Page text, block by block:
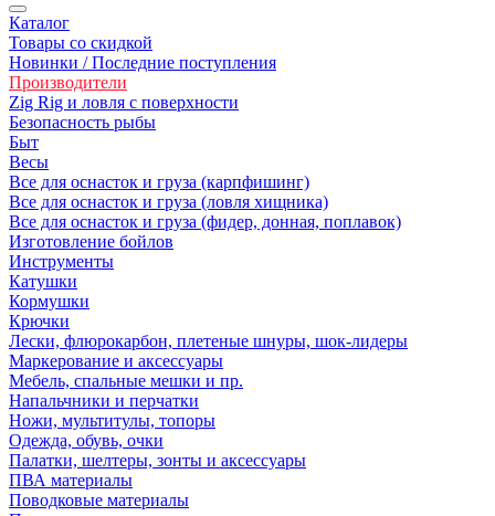
Каталог
Товары со скидкой
Новинки / Последние поступления
Производители
Zig Rig и ловля с поверхности
Безoпасность рыбы
Быт
Весы
Все для оснасток и груза (карпфишинг)
Все для оснасток и груза (ловля хищника)
Все для оснасток и груза (фидер, донная, поплавок)
Изготовление бойлов
Инструменты
Катушки
Кормушки
Крючки
Лески, флюрокарбон, плетеные шнуры, шок-лидеры
Маркерование и аксессуары
Мебель, спальные мешки и пр.
Напальчники и перчатки
Ножи, мультитулы, топоры
Одежда, обувь, очки
Палатки, шелтеры, зонты и аксессуары
ПВА материалы
Поводковые материалы